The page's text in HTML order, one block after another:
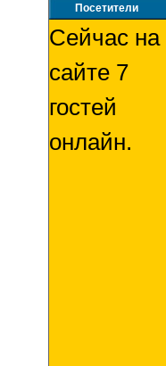
Посетители
Сейчас на
сайте 7
гостей
онлайн.